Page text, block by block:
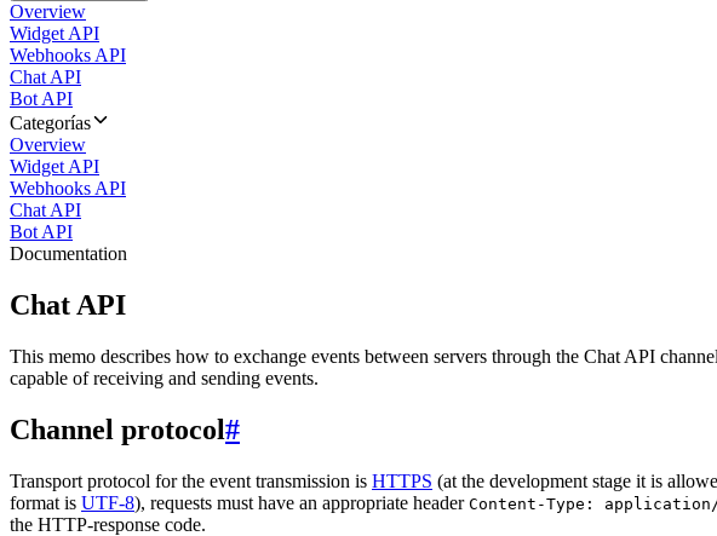
Overview
Widget API
Webhooks API
Chat API
Bot API
Categorías
Overview
Widget API
Webhooks API
Chat API
Bot API
Documentation
Chat API
This memo describes how to exchange events between servers through the Chat API
capable of receiving and sending events.
Channel protocol#
Transport protocol for the event transmission is HTTPS (at the development stage it is
format is UTF-8), requests must have an appropriate header Content-Type:
the HTTP-response code.